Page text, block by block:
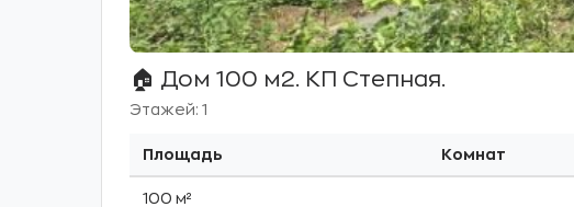
🏠 Дом 100 м2. КП Степная.
Этажей: 1
Площадь Комнат
100 м²